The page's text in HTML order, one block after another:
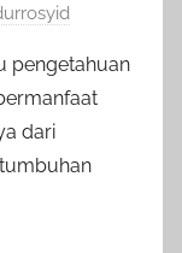
pengetahuan
dari